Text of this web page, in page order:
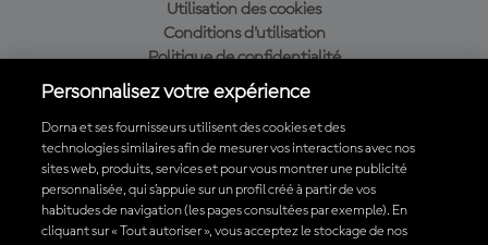
Utilisation des cookies
Conditions d'utilisation
Politique de confidentialité
Politique d’achat
Télécharger l'appli officielle du MotoGP™
Personnalisez votre expérience
Dorna et ses fournisseurs utilisent des cookies et des
technologies similaires afin de mesurer vos interactions avec nos
sites web, produits, services et pour vous montrer une publicité
personnalisée, qui s’appuie sur un profil créé à partir de vos
habitudes de navigation (les pages consultées par exemple). En
cliquant sur « Tout autoriser », vous acceptez le stockage de nos